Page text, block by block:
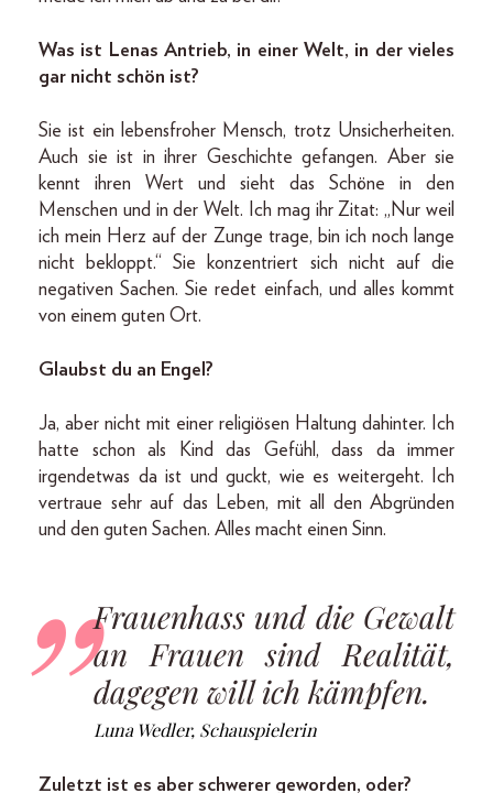
Was ist Lenas Antrieb, in einer Welt, in der vieles
gar nicht schön ist?
Sie ist ein lebensfroher Mensch, trotz Unsicherheiten.
Auch sie ist in ihrer Geschichte gefangen. Aber sie
kennt ihren Wert und sieht das Schöne in den
Menschen und in der Welt. Ich mag ihr Zitat: „Nur weil
ich mein Herz auf der Zunge trage, bin ich noch lange
nicht bekloppt.“ Sie konzentriert sich nicht auf die
negativen Sachen. Sie redet einfach, und alles kommt
von einem guten Ort.
Glaubst du an Engel?
Ja, aber nicht mit einer religiösen Haltung dahinter. Ich
hatte schon als Kind das Gefühl, dass da immer
irgendetwas da ist und guckt, wie es weitergeht. Ich
vertraue sehr auf das Leben, mit all den Abgründen
und den guten Sachen. Alles macht einen Sinn.
Frauenhass und die Gewalt
an Frauen sind Realität,
dagegen will ich kämpfen.
Luna Wedler, Schauspielerin
Zuletzt ist es aber schwerer geworden, oder?